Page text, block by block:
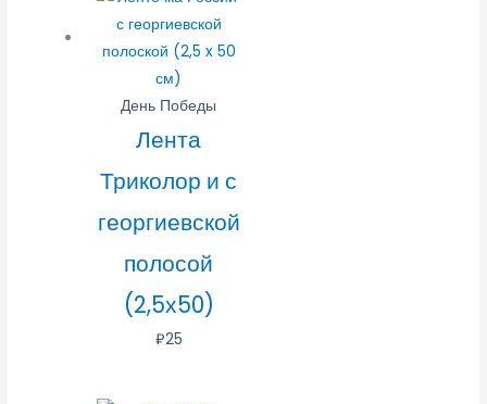
День Победы
Лента
Триколор и с
георгиевской
полосой
(2,5х50)
₽25